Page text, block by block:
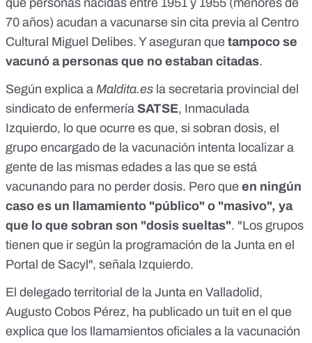
que personas nacidas entre 1951 y 1955 (menores de
70 años) acudan a vacunarse sin cita previa al Centro
Cultural Miguel Delibes. Y aseguran que tampoco se
vacunó a personas que no estaban citadas.
Según explica a Maldita.es la secretaria provincial del
sindicato de enfermería SATSE, Inmaculada
Izquierdo, lo que ocurre es que, si sobran dosis, el
grupo encargado de la vacunación intenta localizar a
gente de las mismas edades a las que se está
vacunando para no perder dosis. Pero que en ningún
caso es un llamamiento "público" o "masivo", ya
que lo que sobran son "dosis sueltas". "Los grupos
tienen que ir según la programación de la Junta en el
Portal de Sacyl", señala Izquierdo.
El delegado territorial de la Junta en Valladolid,
Augusto Cobos Pérez, ha publicado un tuit en el que
explica que los llamamientos oficiales a la vacunación